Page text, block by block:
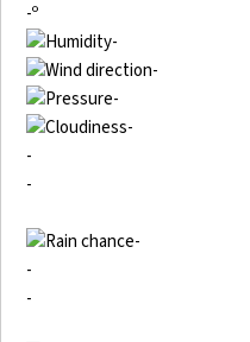
-º
-
-
-
-
-
-
-
-
-